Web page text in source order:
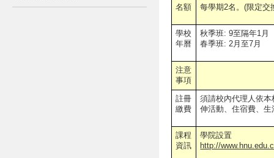
名額 每學期2名。(限定交
學校
年曆
秋季班: 9至隔年1月
春季班: 2月至7月
注意
事項
註冊
繳費
須請校內代理人依
伸活動、住宿費、
課程
資訊
學院設置
http://